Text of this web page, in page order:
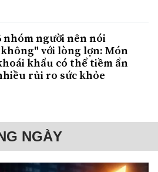
nhóm người nên nói
với lòng lợn: Món
khẩu có thể tiềm ẩn
rủi ro sức khỏe
NGÀY